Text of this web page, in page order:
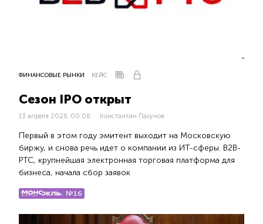
ФИНАНСОВЫЕ РЫНКИ КЕЙС
Сезон IPO открыт
13 апреля 2026, 00:08 Константин Пахунов
Первый в этом году эмитент выходит на Московскую
биржу, и снова речь идет о компании из ИТ-сферы. B2B-
РТС, крупнейшая электронная торговая платформа для
бизнеса, начала сбор заявок
№16